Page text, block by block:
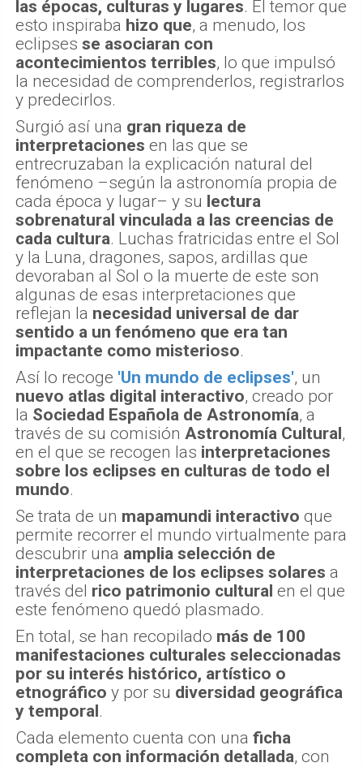
las épocas, culturas y lugares. El temor que
esto inspiraba hizo que, a menudo, los
eclipses se asociaran con
acontecimientos terribles, lo que impulsó
la necesidad de comprenderlos, registrarlos
y predecirlos.
Surgió así una gran riqueza de
interpretaciones en las que se
entrecruzaban la explicación natural del
fenómeno –según la astronomía propia de
cada época y lugar– y su lectura
sobrenatural vinculada a las creencias de
cada cultura. Luchas fratricidas entre el Sol
y la Luna, dragones, sapos, ardillas que
devoraban al Sol o la muerte de este son
algunas de esas interpretaciones que
reflejan la necesidad universal de dar
sentido a un fenómeno que era tan
impactante como misterioso.
Así lo recoge 'Un mundo de eclipses', un
nuevo atlas digital interactivo, creado por
la Sociedad Española de Astronomía, a
través de su comisión Astronomía Cultural,
en el que se recogen las interpretaciones
sobre los eclipses en culturas de todo el
mundo.
Se trata de un mapamundi interactivo que
permite recorrer el mundo virtualmente para
descubrir una amplia selección de
interpretaciones de los eclipses solares a
través del rico patrimonio cultural en el que
este fenómeno quedó plasmado.
En total, se han recopilado más de 100
manifestaciones culturales seleccionadas
por su interés histórico, artístico o
etnográfico y por su diversidad geográfica
y temporal.
Cada elemento cuenta con una ficha
completa con información detallada, con